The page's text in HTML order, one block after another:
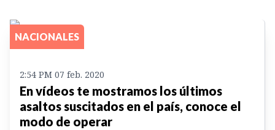
NACIONALES
2:54 PM 07 feb. 2020
En vídeos te mostramos los últimos
asaltos suscitados en el país, conoce el
modo de operar